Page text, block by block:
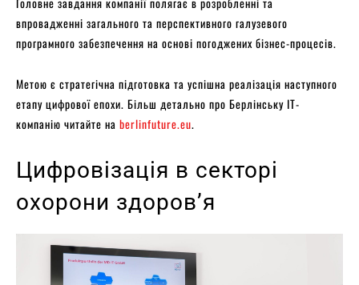
впровадженні загального та перспективного галузевого
програмного забезпечення на основі погоджених бізнес-процесів.
Метою є стратегічна підготовка та успішна реалізація наступного
етапу цифрової епохи. Більш детально про Берлінську ІТ-
компанію читайте на berlinfuture.eu.
Цифровізація в секторі
охорони здоров’я